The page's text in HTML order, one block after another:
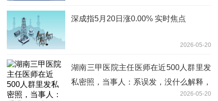
深成指5月20日涨0.00% 实时焦点
2026-05-20
湖南三甲医院主任医师在近500人群里发
私密照，当事人：系误发，没什么解释，
群友：群成员多为专家学者和文化领域名
2026-05-20